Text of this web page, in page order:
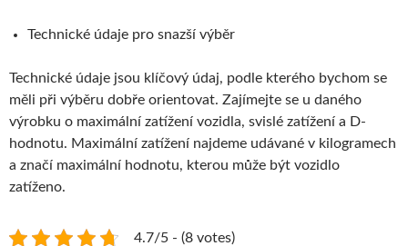
Technické údaje pro snazší výběr
Technické údaje jsou klíčový údaj, podle kterého bychom se
měli při výběru dobře orientovat. Zajímejte se u daného
výrobku o maximální zatížení vozidla, svislé zatížení a D-
hodnotu. Maximální zatížení najdeme udávané v kilogramech
a značí maximální hodnotu, kterou může být vozidlo
zatíženo.
4.7/5 - (8 votes)